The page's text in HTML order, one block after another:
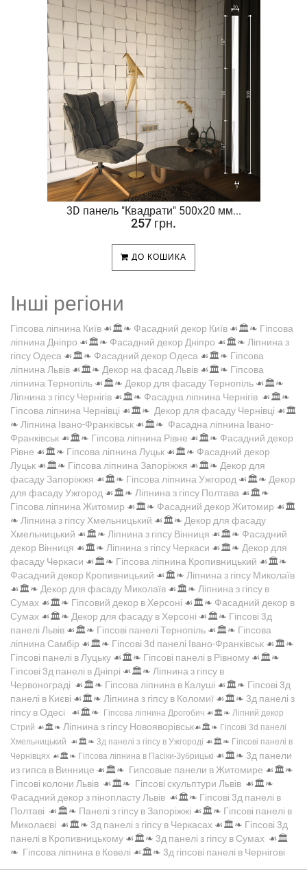
3D панель "Квадрати" 500х20 мм...
257 грн.
ДО КОШИКА
Інші регіони
Гіпсова ліпнина Київ ☙🏛️❧ Фасадний декор Київ ☙🏛️❧ Гіпсова
ліпнина Дніпро ☙🏛️❧ Фасадний декор Дніпро ☙🏛️❧ Ліпнина з
гіпсу Одеса ☙🏛️❧ Фасадний декор Одеса ☙🏛️❧ Гіпсова
ліпнина Львів ☙🏛️❧ Декор на фасад Львів ☙🏛️❧ Гіпсова
ліпнина Тернопіль ☙🏛️❧ Декор для фасаду Тернопіль ☙🏛️❧
Ліпнина з гіпсу Чернігів ☙🏛️❧ Фасадна ліпнина Чернігів ☙🏛️❧
Гіпсова ліпнина Чернівці ☙🏛️❧ Декор для фасаду Чернівці ☙🏛️
❧ Ліпнина Івано-Франківськ ☙🏛️❧ Фасадна ліпнина Івано-
Франківськ ☙🏛️❧ Гіпсова ліпнина Рівне ☙🏛️❧ Фасадний декор
Рівне ☙🏛️❧ Гіпсова ліпнина Луцьк ☙🏛️❧ Фасадний декор
Луцьк ☙🏛️❧ Гіпсова ліпнина Запоріжжя ☙🏛️❧ Декор для
фасаду Запоріжжя ☙🏛️❧ Гіпсова ліпнина Ужгород ☙🏛️❧ Декор
для фасаду Ужгород ☙🏛️❧ Ліпнина з гіпсу Полтава ☙🏛️❧
Гіпсова ліпнина Житомир ☙🏛️❧ Фасадний декор Житомир ☙🏛️
❧ Ліпнина з гіпсу Хмельницький ☙🏛️❧ Декор для фасаду
Хмельницький ☙🏛️❧ Ліпнина з гіпсу Вінниця ☙🏛️❧ Фасадний
декор Вінниця ☙🏛️❧ Ліпнина з гіпсу Черкаси ☙🏛️❧ Декор для
фасаду Черкаси ☙🏛️❧ Гіпсова ліпнина Кропивницький ☙🏛️❧
Фасадний декор Кропивницький ☙🏛️❧ Ліпнина з гіпсу Миколаїв
☙🏛️❧ Декор для фасаду Миколаїв ☙🏛️❧ Ліпнина з гіпсу в
Сумах ☙🏛️❧ Гіпсовий декор в Херсоні ☙🏛️❧ Фасадний декор в
Сумах ☙🏛️❧ Декор для фасаду в Херсоні ☙🏛️❧ Гіпсові 3д
панелі Львів ☙🏛️❧ Гіпсові панелі Тернопіль ☙🏛️❧ Гіпсова
ліпнина Самбір ☙🏛️❧ Гіпсові 3d панелі Івано-Франківськ ☙🏛️❧
Гіпсові панелі в Луцьку ☙🏛️❧ Гіпсові панелі в Рівному ☙🏛️❧
Гіпсові 3д панелі в Дніпрі ☙🏛️❧ Ліпнина з гіпсу в
Червонограді ☙🏛️❧ Гіпсова ліпнина в Калуші ☙🏛️❧ Гіпсові 3д
панелі в Києві ☙🏛️❧ Ліпнина з гіпсу в Коломиї ☙🏛️❧ 3д панелі з
гіпсу в Одесі ☙🏛️❧ Гіпсова ліпнина Дрогобич ☙🏛️❧ Ліпний декор
Стрий ☙🏛️❧ Ліпнина з гіпсу Новояворівськ☙🏛️❧ Гіпсові 3d панелі
Хмельницький ☙🏛️❧ 3д панелі з гіпсу в Ужгороді ☙🏛️❧ Гіпсові панелі в
Чернівцях ☙🏛️❧ Гіпсова ліпнина в Пасіки-Зубрицькі ☙🏛️❧ 3д панели
из гипса в Виннице ☙🏛️❧ Гипсовые панели в Житомире ☙🏛️❧
Гіпсові колони Львів ☙🏛️❧ Гіпсові скульптури Львів ☙🏛️❧
Фасадний декор з пінопласту Львів ☙🏛️❧ Гіпсові 3д панелі в
Полтаві ☙🏛️❧ Панелі з гіпсу в Запоріжжі ☙🏛️❧ Гіпсові панелі в
Миколаєві ☙🏛️❧ 3д панелі з гіпсу в Черкасах ☙🏛️❧ Гіпсові 3д
панелі в Кропивницькому ☙🏛️❧ 3д панелі з гіпсу в Сумах ☙🏛️
❧ Гіпсова ліпнина в Ковелі ☙🏛️❧ 3д гіпсові панелі в Чернігові